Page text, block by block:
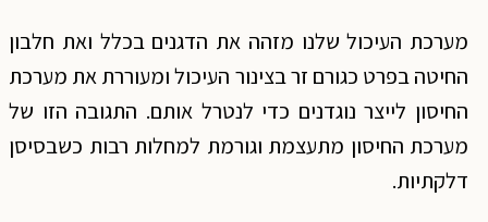
מערכת העיכול שלנו מזהה את הדגנים בכלל ואת חלבון
החיטה בפרט כגורם זר בצינור העיכול ומעוררת את מערכת
החיסון לייצר נוגדנים כדי לנטרל אותם. התגובה הזו של
מערכת החיסון מתעצמת וגורמת למחלות רבות כשבסיסן
דלקתיות.